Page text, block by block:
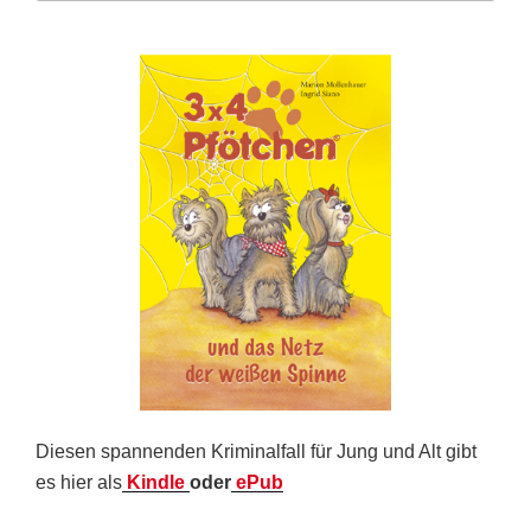
Diesen spannenden Kriminalfall für Jung und Alt gibt
es hier als Kindle oder ePub